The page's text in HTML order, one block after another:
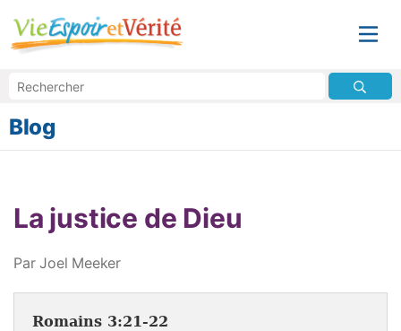
Blog
La justice de Dieu
Par Joel Meeker
Romains 3:21-22